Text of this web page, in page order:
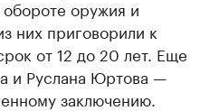
оружия и
них приговорили к
от 12 до 20 лет. Еще
и Руслана Юртова —
заключению.